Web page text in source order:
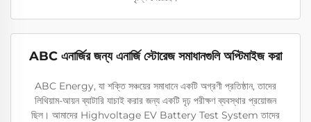
ABC এনার্জির জন্য এনার্জি স্টোরেজ সমাধানগুলি অপ্টিমাইজ করা
ABC Energy, যা শক্তি সঞ্চয়ের সমাধানে একটি অগ্রণী প্রতিষ্ঠান, তাদের
লিথিয়াম-আয়ন ব্যাটারি যাচাই করার জন্য একটি দৃঢ় পরীক্ষণ ব্যবস্থার প্রয়োজন
ছিল। আমাদের Highvoltage EV Battery Test System তাদের